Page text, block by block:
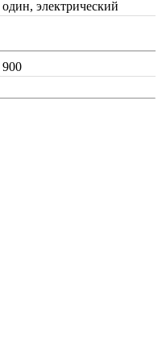
один, электрический
900